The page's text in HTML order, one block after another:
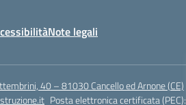
Note legali
40 – 81030 Cancello ed Arnone (CE)
Posta elettronica certificata (PEC):